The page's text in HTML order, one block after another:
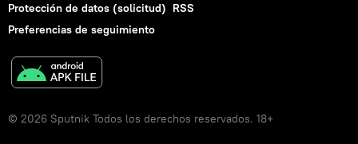
Protección de datos (solicitud) RSS
Preferencias de seguimiento
© 2026 Sputnik Todos los derechos reservados. 18+